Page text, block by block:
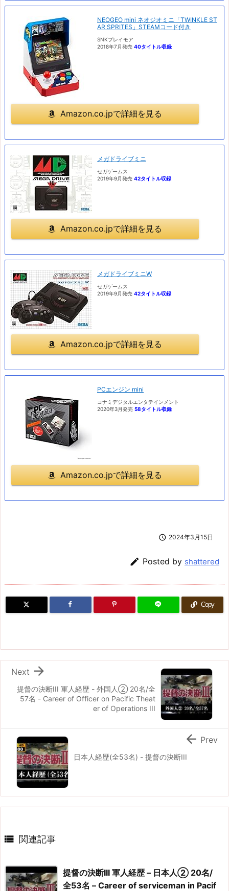
NEOGEO mini ネオジオミニ「TWINKLE ST
AR SPRITES」STEAMコード付き
SNKプレイモア
2018年7月発売 40タイトル収録
Amazon.co.jpで詳細を見る
メガドライブミニ
セガゲームス
2019年9月発売 42タイトル収録
Amazon.co.jpで詳細を見る
メガドライブミニW
セガゲームス
2019年9月発売 42タイトル収録
Amazon.co.jpで詳細を見る
PCエンジン mini
コナミデジタルエンタテインメント
2020年3月発売 58タイトル収録
Amazon.co.jpで詳細を見る
 2024年3月15日
 Posted by shattered
Copy
提督の決断III 軍人経歴 - 外国人② 20名/全
57名 - Career of Officer on Pacific Theat
er of Operations III

Next
日本人経歴(全53名) - 提督の決断III
 Prev
 関連記事
提督の決断III 軍人経歴 – 日本人② 20名/
全53名 – Career of serviceman in Pacif